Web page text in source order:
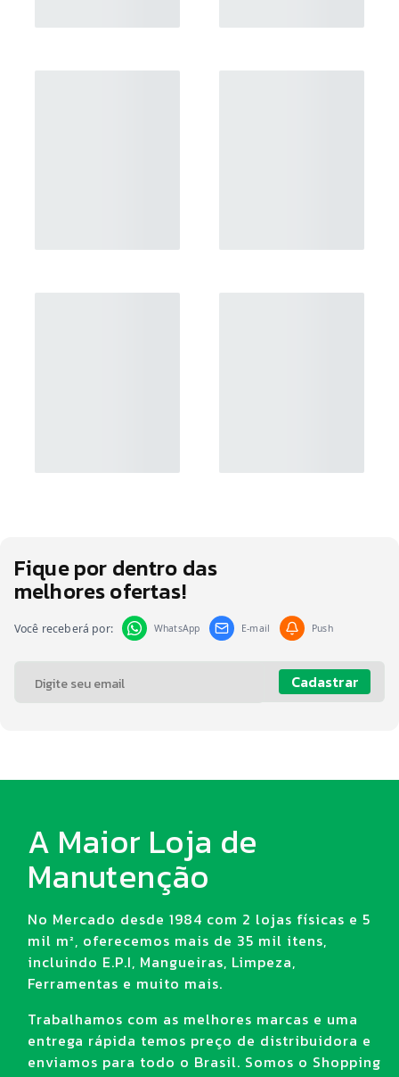
Fique por dentro das
melhores ofertas!
Você receberá por: WhatsApp E-mail Push
Cadastrar
A Maior Loja de
Manutenção
No Mercado desde 1984 com 2 lojas físicas e 5
mil m², oferecemos mais de 35 mil itens,
incluindo E.P.I, Mangueiras, Limpeza,
Ferramentas e muito mais.
Trabalhamos com as melhores marcas e uma
entrega rápida temos preço de distribuidora e
enviamos para todo o Brasil. Somos o Shopping